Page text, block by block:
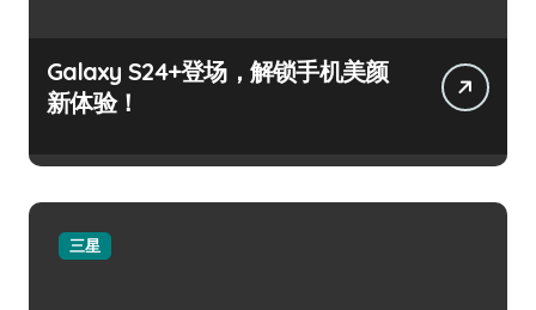
Galaxy S24+登场，解锁手机美颜
新体验！
三星